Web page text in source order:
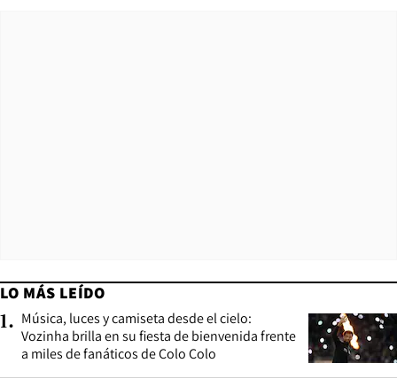
LO MÁS LEÍDO
1. Música, luces y camiseta desde el cielo:
Vozinha brilla en su fiesta de bienvenida frente
a miles de fanáticos de Colo Colo